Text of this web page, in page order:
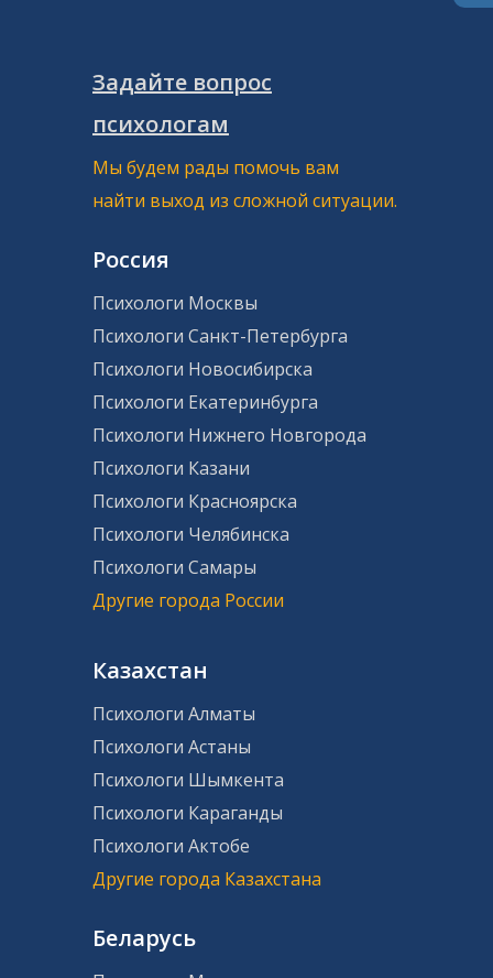
Задайте вопрос
психологам
Мы будем рады помочь вам
найти выход из сложной ситуации.
Россия
Психологи Москвы
Психологи Санкт-Петербурга
Психологи Новосибирска
Психологи Екатеринбурга
Психологи Нижнего Новгорода
Психологи Казани
Психологи Красноярска
Психологи Челябинска
Психологи Самары
Другие города России
Казахстан
Психологи Алматы
Психологи Астаны
Психологи Шымкента
Психологи Караганды
Психологи Актобе
Другие города Казахстана
Беларусь